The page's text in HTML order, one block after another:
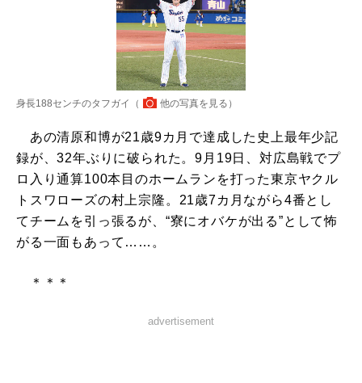
身長188センチのタフガイ（ 他の写真を見る ）
あの清原和博が21歳9カ月で達成した史上最年少記
録が、32年ぶりに破られた。9月19日、対広島戦でプ
ロ入り通算100本目のホームランを打った東京ヤクル
トスワローズの村上宗隆。21歳7カ月ながら4番とし
てチームを引っ張るが、“寮にオバケが出る”として怖
がる一面もあって……。
＊＊＊
advertisement